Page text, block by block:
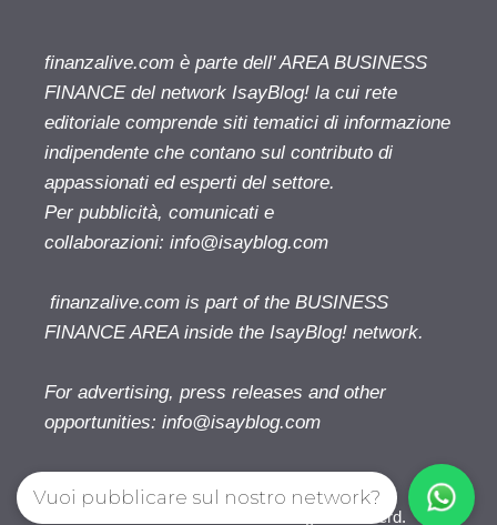
finanzalive.com è parte dell' AREA BUSINESS
FINANCE del network IsayBlog! la cui rete
editoriale comprende siti tematici di informazione
indipendente che contano sul contributo di
appassionati ed esperti del settore.
Per pubblicità, comunicati e
collaborazioni: info@isayblog.com
finanzalive.com is part of the BUSINESS
FINANCE AREA inside the IsayBlog! network.
For advertising, press releases and other
opportunities: info@isayblog.com
Finanzalive.com © 2026. All right reserverd.
Vuoi pubblicare sul nostro network?